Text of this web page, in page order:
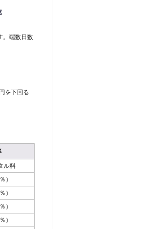
。端数日数
を下回る
ル料
）
）
）
）